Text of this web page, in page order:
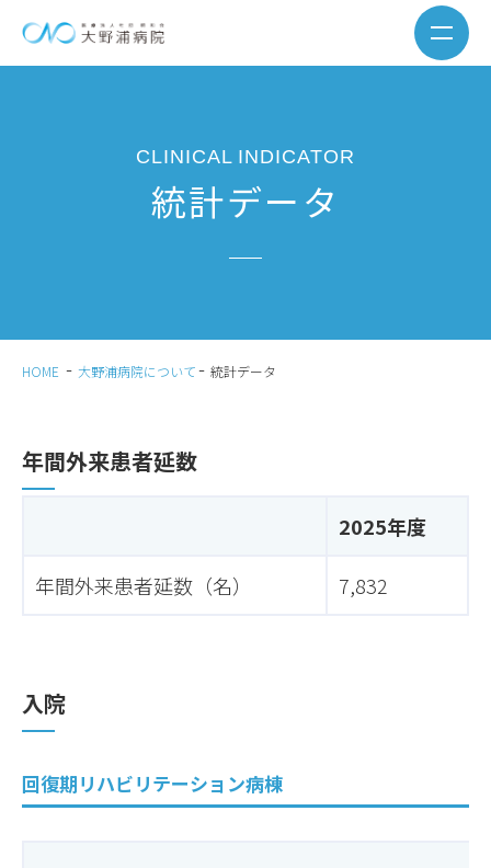
CLINICAL INDICATOR
統計データ
HOME 大野浦病院について 統計データ
年間外来患者延数
2025年度
年間外来患者延数（名） 7,832
入院
回復期リハビリテーション病棟